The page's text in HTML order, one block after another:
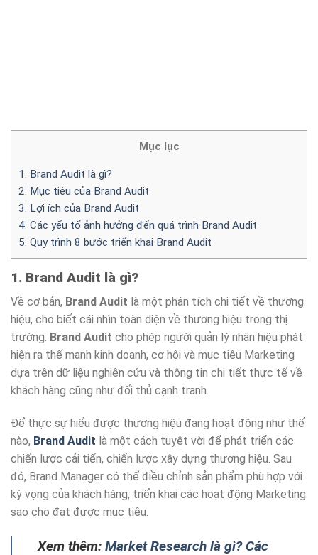
Mục lục
1. Brand Audit là gì?
2. Mục tiêu của Brand Audit
3. Lợi ích của Brand Audit
4. Các yếu tố ảnh hưởng đến quá trình Brand Audit
5. Quy trình 8 bước triển khai Brand Audit
1. Brand Audit là gì?
Về cơ bản, Brand Audit là một phân tích chi tiết về thương
hiệu, cho biết cái nhìn toàn diện về thương hiệu trong thị
trường. Brand Audit cho phép người quản lý nhãn hiệu phát
hiện ra thế mạnh kinh doanh, cơ hội và mục tiêu Marketing
dựa trên dữ liệu nghiên cứu và thông tin chi tiết thực tế về
khách hàng cũng như đối thủ cạnh tranh.
Để thực sự hiểu được thương hiệu đang hoạt động như thế
nào, Brand Audit là một cách tuyệt vời để phát triển các
chiến lược cải tiến, chiến lược xây dựng thương hiệu. Sau
đó, Brand Manager có thể điều chỉnh sản phẩm phù hợp với
kỳ vọng của khách hàng, triển khai các hoạt động Marketing
sao cho đạt được mục tiêu.
Xem thêm: Market Research là gì? Các